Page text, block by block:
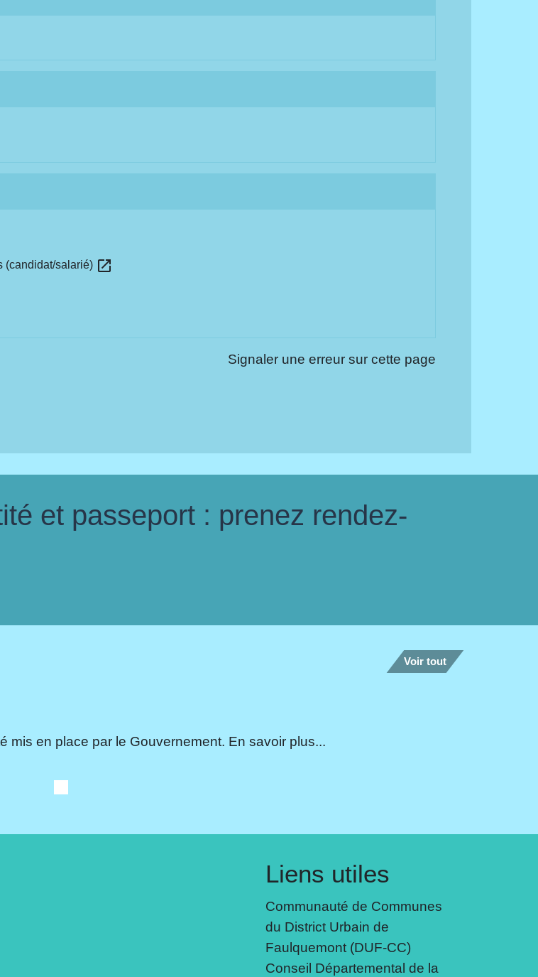
(candidat/salarié) open_in_new
Signaler une erreur sur cette page
et passeport : prenez rendez-
Voir tout
mis en place par le Gouvernement. En savoir plus...
Liens utiles
Communauté de Communes
du District Urbain de
Faulquemont (DUF-CC)
Conseil Départemental de la